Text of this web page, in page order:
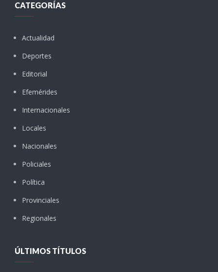
CATEGORÍAS
Actualidad
Deportes
Editorial
Efemérides
Internacionales
Locales
Nacionales
Policiales
Política
Provinciales
Regionales
ÚLTIMOS TÍTULOS